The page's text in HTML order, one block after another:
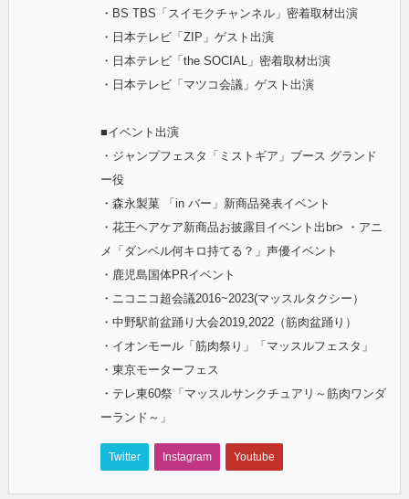
・BS TBS「スイモクチャンネル」密着取材出演
・日本テレビ「ZIP」ゲスト出演
・日本テレビ「the SOCIAL」密着取材出演
・日本テレビ「マツコ会議」ゲスト出演
■イベント出演
・ジャンプフェスタ「ミストギア」ブース グランド
ー役
・森永製菓 「in バー」新商品発表イベント
・花王ヘアケア新商品お披露目イベント出br> ・アニ
メ「ダンベル何キロ持てる？」声優イベント
・鹿児島国体PRイベント
・ニコニコ超会議2016~2023(マッスルタクシー）
・中野駅前盆踊り大会2019,2022（筋肉盆踊り）
・イオンモール「筋肉祭り」「マッスルフェスタ」
・東京モーターフェス
・テレ東60祭「マッスルサンクチュアリ～筋肉ワンダ
ーランド～」
Twitter Instagram Youtube